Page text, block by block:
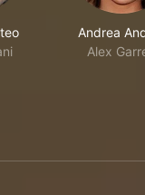
Andrea
Alex